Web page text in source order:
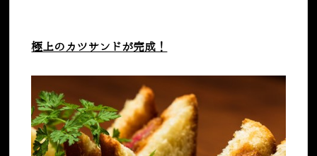
極上のカツサンドが完成！